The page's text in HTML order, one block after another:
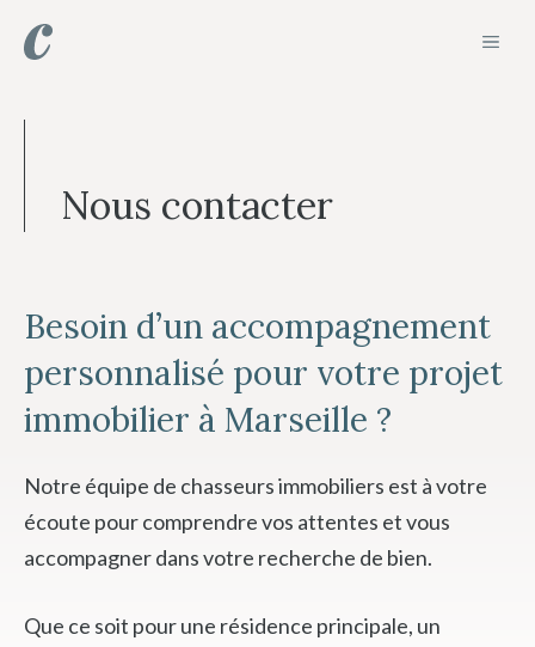
Nous contacter
Besoin d’un accompagnement
personnalisé pour votre projet
immobilier à Marseille ?
Notre équipe de chasseurs immobiliers est à votre
écoute pour comprendre vos attentes et vous
accompagner dans votre recherche de bien.
Que ce soit pour une résidence principale, un